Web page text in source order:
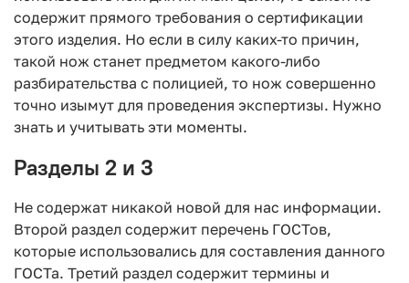
содержит прямого требования о сертификации
этого изделия. Но если в силу каких-то причин,
такой нож станет предметом какого-либо
разбирательства с полицией, то нож совершенно
точно изымут для проведения экспертизы. Нужно
знать и учитывать эти моменты.
Разделы 2 и 3
Не содержат никакой новой для нас информации.
Второй раздел содержит перечень ГОСТов,
которые использовались для составления данного
ГОСТа. Третий раздел содержит термины и